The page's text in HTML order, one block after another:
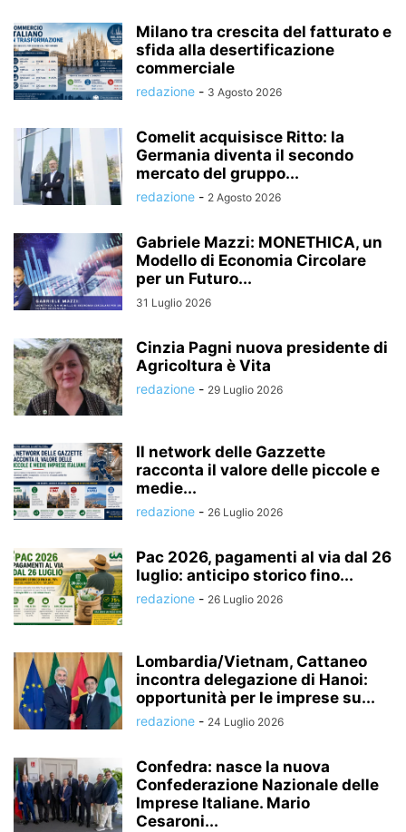
Milano tra crescita del fatturato e
sfida alla desertificazione
commerciale
redazione - 3 Agosto 2026
Comelit acquisisce Ritto: la
Germania diventa il secondo
mercato del gruppo...
redazione - 2 Agosto 2026
Gabriele Mazzi: MONETHICA, un
Modello di Economia Circolare
per un Futuro...
31 Luglio 2026
Cinzia Pagni nuova presidente di
Agricoltura è Vita
redazione - 29 Luglio 2026
Il network delle Gazzette
racconta il valore delle piccole e
medie...
redazione - 26 Luglio 2026
Pac 2026, pagamenti al via dal 26
luglio: anticipo storico fino...
redazione - 26 Luglio 2026
Lombardia/Vietnam, Cattaneo
incontra delegazione di Hanoi:
opportunità per le imprese su...
redazione - 24 Luglio 2026
Confedra: nasce la nuova
Confederazione Nazionale delle
Imprese Italiane. Mario
Cesaroni...